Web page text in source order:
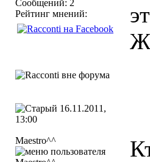
Сообщений: 2
Рейтинг мнений:
16.11.2011,
13:00
Maestro^^